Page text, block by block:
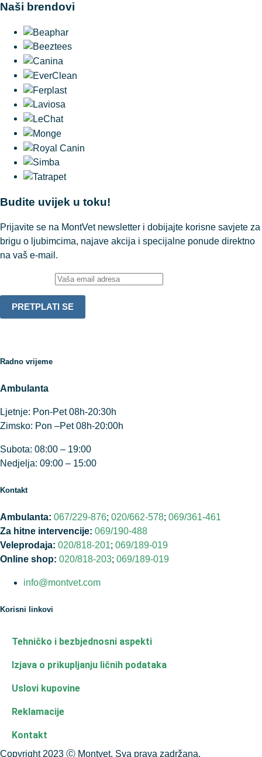
Naši brendovi
Budite uvijek u toku!
Prijavite se na MontVet newsletter i dobijajte korisne savjete za
brigu o ljubimcima, najave akcija i specijalne ponude direktno
na vaš e-mail.
Radno vrijeme
Ambulanta
Ljetnje: Pon-Pet 08h-20:30h
Zimsko: Pon –Pet 08h-20:00h
Subota: 08:00 – 19:00
Nedjelja: 09:00 – 15:00
Kontakt
Ambulanta: 067/229-876; 020/662-578; 069/361-461
Za hitne intervencije: 069/190-488
Veleprodaja: 020/818-201; 069/189-019
Online shop: 020/818-203; 069/189-019
info@montvet.com
Korisni linkovi
Tehničko i bezbjednosni aspekti
Izjava o prikupljanju ličnih podataka
Uslovi kupovine
Reklamacije
Kontakt
Copyright 2023 Ⓒ Montvet. Sva prava zadržana.